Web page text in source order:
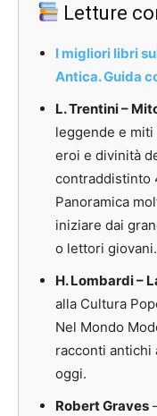
Letture
I migliori libri
Antica. Guida
L. Trentini –
leggende e
eroi e divinità
contraddistinto
Panoramica
iniziare dai
o lettori giovani.
H. Lombardi –
alla Cultura
Nel Mondo
racconti antichi
oggi.
Robert Graves